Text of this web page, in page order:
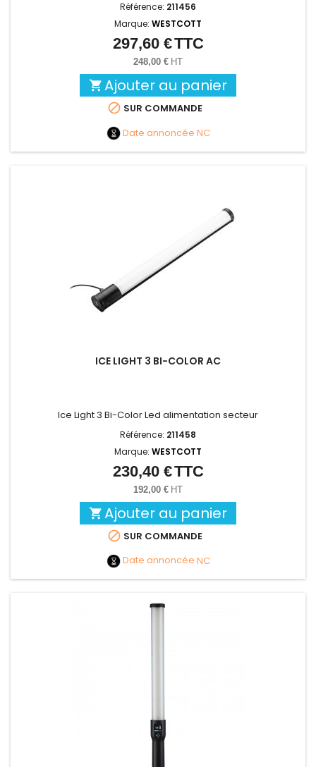
Référence: 211456
Marque: WESTCOTT
Prix
297,60 €TTC
248,00 € HT
 Ajouter au panier
 SUR COMMANDE
Date annoncée NC
ICE LIGHT 3 BI-COLOR AC
Ice Light 3 Bi-Color Led alimentation secteur
Référence: 211458
Marque: WESTCOTT
Prix
230,40 €TTC
192,00 € HT
 Ajouter au panier
 SUR COMMANDE
Date annoncée NC